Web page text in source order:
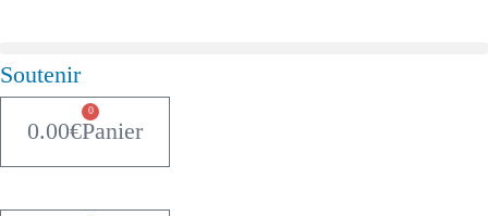
Soutenir
0.00€
0
Panier